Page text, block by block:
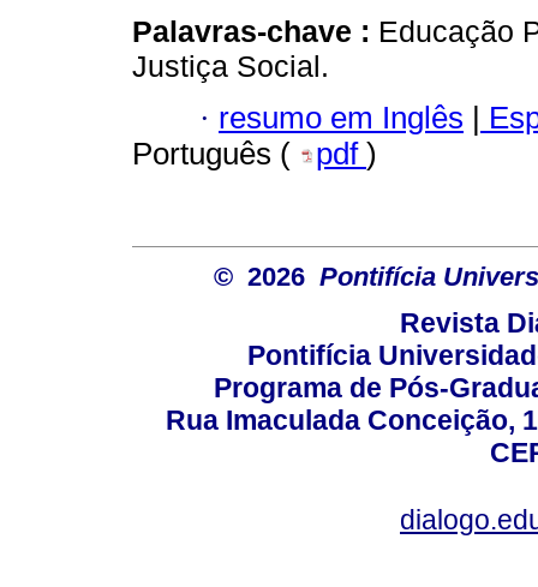
Palavras-chave : Educação
Justiça Social.
· resumo em Inglês |
Português (
pdf )
© 2026 Pontifícia
Revista
Pontifícia
Programa de Pós-
Rua Imaculada Conceição,